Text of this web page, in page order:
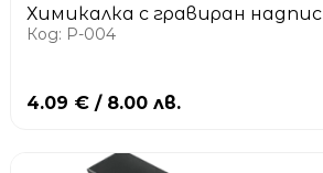
Химикалка с гравиран надпис
Код: P-004
4.09 € / 8.00 лв.